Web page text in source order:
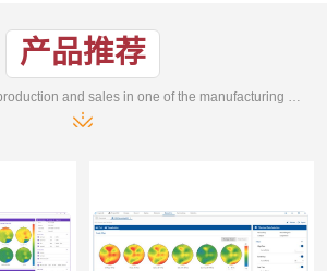
产品推荐